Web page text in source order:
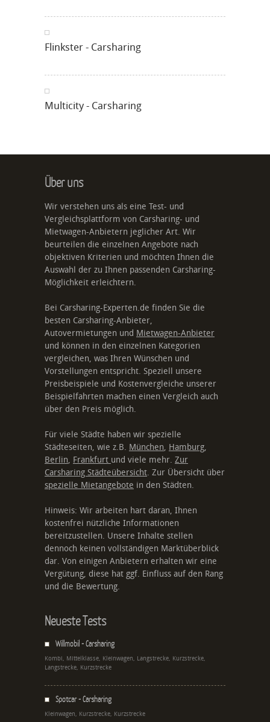
Flinkster - Carsharing
Multicity - Carsharing
Über uns
Wir verstehen uns als eine Test- und
Vergleichsplattform von Carsharing- und
Mietwagen-Anbietern jeglicher Art. Wir
beurteilen die einzelnen Angebote nach
objektiven Kriterien und möchten Ihnen die
Auswahl der zu Ihnen passenden Carsharing-
Möglichkeit erleichtern.
Bei Carsharing-Experten.de finden Sie die
besten Carsharing-Anbieter,
Autovermietungen und Mietwagen-Anbieter
und können in den einzelnen Kategorien
vergleichen, was Ihren Wünschen und
Vorstellungen entspricht. Speziell unsere
Preisbeispiele und Kostenvergleiche unserer
Beispielfahrten machen einen Vergleich auch
über den Preis möglich.
Für viele Städte haben wir spezielle
Städteseiten, wie z.B. München, Hamburg,
Berlin, Frankfurt und viele mehr. Zur
Carsharing Städteübersicht. Zur Übersicht über
spezielle Mietangebote in den Städten.
Hinweis: Wir arbeiten hart daran, Ihnen
kostenfrei nützliche Informationen
bereitzustellen. Unsere Inhalte stellen
dennoch keinen vollständigen Marktüberblick
dar. Von einigen Anbietern erhalten wir eine
Vergütung, diese hat ggf. Einfluss auf den Rang
und die Bewertung.
Neueste Tests
Willmobil - Carsharing
Kombi, Mittelklasse, Kleinwagen, Langstrecke, Kurzstrecke,
Langstrecke, Kurzstrecke
Spotcar - Carsharing
Kleinwagen, Kurzstrecke, Kurzstrecke